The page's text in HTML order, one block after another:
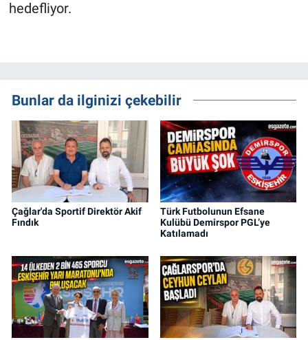
hedefliyor.
Bunlar da ilginizi çekebilir
Çağlar'da Sportif Direktör Akif
Fındık
Türk Futbolunun Efsane
Kulübü Demirspor PGL’ye
Katılamadı